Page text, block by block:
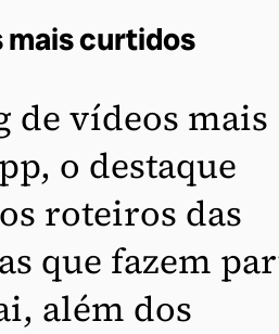
mais curtidos
de vídeos mais
o destaque
roteiros das
que fazem
além dos